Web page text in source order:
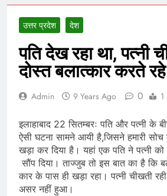
उत्तर प्रदेश देश
पति देख रहा था, पत्नी
दोस्त बलात्कार करते रहे
Admin 9 Years Ago 0 1
इलाहाबाद 22 सितम्बरः पति और पत्नी के
ऐसी घटना सामने आयी है,जिसने हमारी
खड़ा कर दिया है। यहां एक पति ने पत्नी को
सौंप दिया। ताज्जुब तो इस बात का है कि
कार के पास ही खड़ा रहा। पत्नी चीखती
असर नहीं हुआ।